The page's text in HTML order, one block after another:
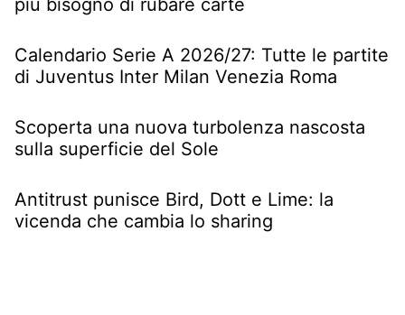
Calendario Serie A 2026/27: Tutte le partite
di Juventus Inter Milan Venezia Roma
Scoperta una nuova turbolenza nascosta
sulla superficie del Sole
Antitrust punisce Bird, Dott e Lime: la
vicenda che cambia lo sharing